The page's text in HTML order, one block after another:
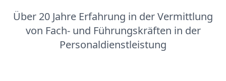
Über 20 Jahre Erfahrung in der Vermittlung
von Fach- und Führungskräften in der
Personaldienstleistung